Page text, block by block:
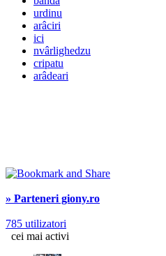
urdinu
arâciri
ici
nvârlighedzu
cripatu
arâdeari
» Parteneri giony.ro
785 utilizatori
cei mai activi